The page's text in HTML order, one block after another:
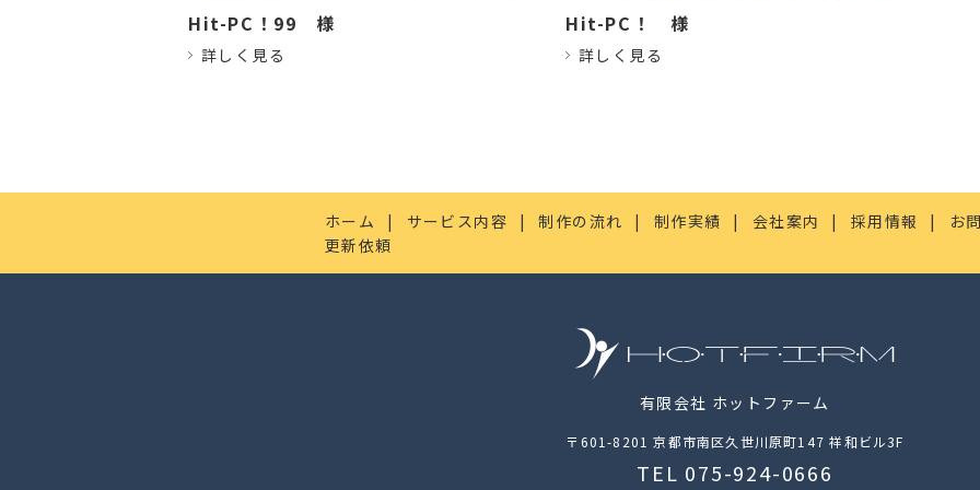
Hit-PC！99 様
詳しく見る
Hit-PC！ 様
詳しく見る
ホーム サービス内容 制作の流れ 制作実績 会社案内 採用情報
お
更新依頼
有限会社 ホットファーム
〒601-8201 京都市南区久世川原町147 祥和ビル3F
TEL 075-924-0666